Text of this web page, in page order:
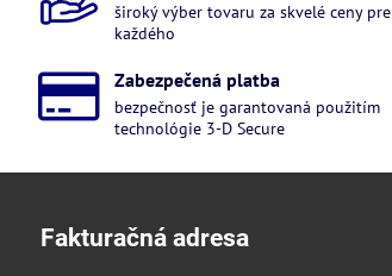
široký výber tovaru za skvelé ceny pre
každého
Zabezpečená platba
bezpečnosť je garantovaná použitím
technológie 3-D Secure
Fakturačná adresa